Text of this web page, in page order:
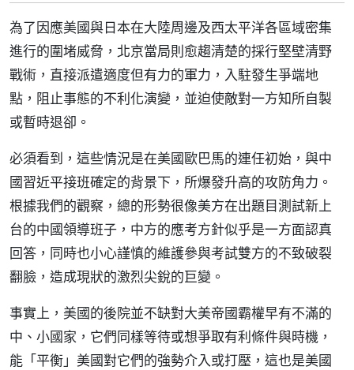
為了因應美國與日本在大陸周邊及西太平洋各區域密集
進行的圍堵威脅，北京當局則愈趨清楚的採行堅壁清野
戰術，直接派遣適度但有力的軍力，入駐發生爭端地
點，阻止事態的不利化演變，並迫使敵對一方知所自製
或暫時退卻。
必須看到，這些情況是在美國歐巴馬的連任初始，與中
國習近平接班確定的背景下，所爆發升高的攻防角力。
根據我們的觀察，總的形勢很像美方在出題目測試新上
台的中國領導班子，中方的應考方針似乎是一方面認真
回答，同時也小心謹慎的維護參與考試雙方的不致破裂
翻臉，造成現狀的激烈尖銳的巨變。
事實上，美國的後院並不缺對大美帝國霸權早有不滿的
中、小國家，它們同樣等待或想爭取有利條件與時機，
能「平衡」美國對它們的強勢介入或打壓，這也是美國